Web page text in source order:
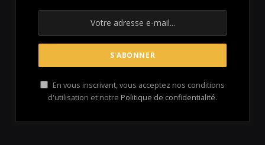
En vous inscrivant, vous acceptez nos conditions
d'utilisation et notre Politique de confidentialité.